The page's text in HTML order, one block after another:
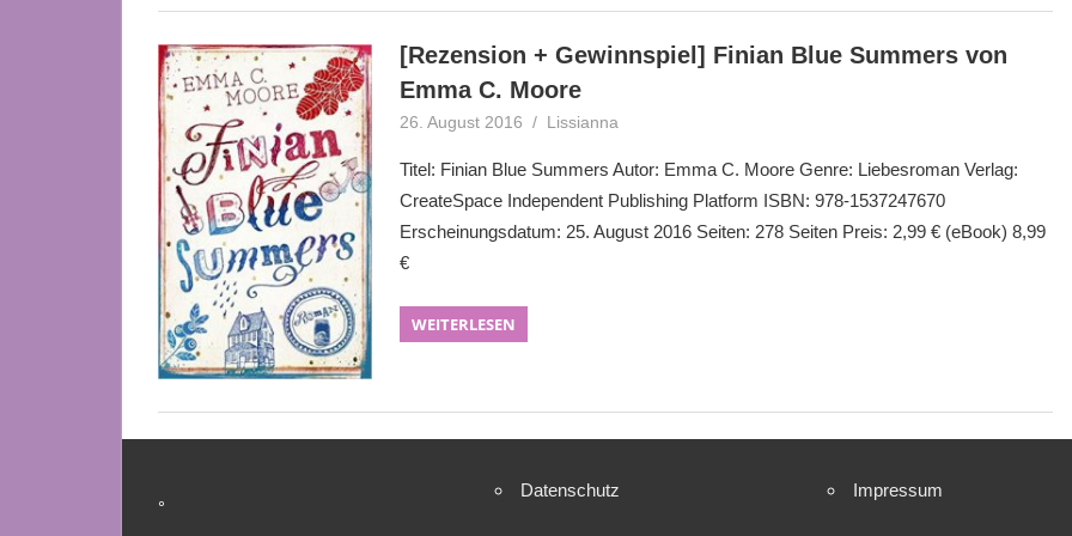
[Rezension + Gewinnspiel] Finian Blue Summers von
Emma C. Moore
26. August 2016 Lissianna
Titel: Finian Blue Summers Autor: Emma C. Moore Genre: Liebesroman Verlag:
CreateSpace Independent Publishing Platform ISBN: 978-1537247670
Erscheinungsdatum: 25. August 2016 Seiten: 278 Seiten Preis: 2,99 € (eBook) 8,99
€
WEITERLESEN
°
Datenschutz Impressum